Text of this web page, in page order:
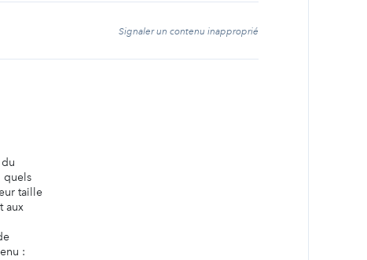
Signaler un contenu inapproprié
quels
taille
aux
: